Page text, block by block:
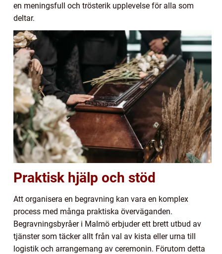
en meningsfull och trösterik upplevelse för alla som
deltar.
Praktisk hjälp och stöd
Att organisera en begravning kan vara en komplex
process med många praktiska överväganden.
Begravningsbyråer i Malmö erbjuder ett brett utbud av
tjänster som täcker allt från val av kista eller urna till
logistik och arrangemang av ceremonin. Förutom detta